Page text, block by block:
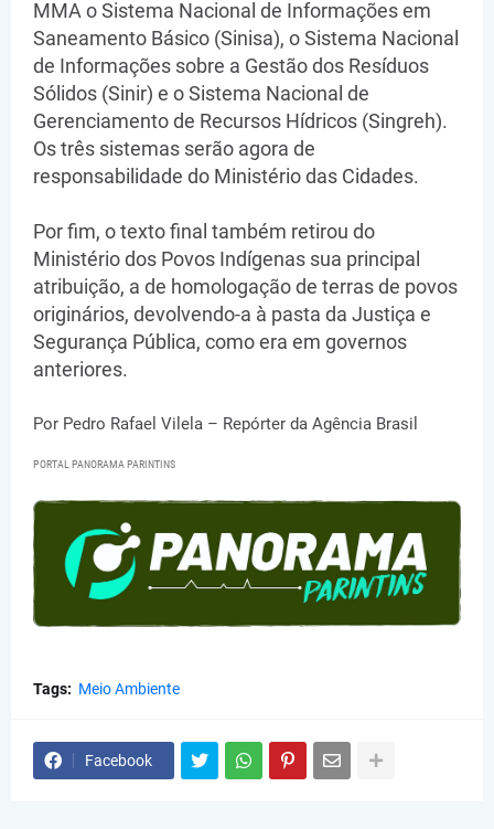
MMA o Sistema Nacional de Informações em
Saneamento Básico (Sinisa), o Sistema Nacional
de Informações sobre a Gestão dos Resíduos
Sólidos (Sinir) e o Sistema Nacional de
Gerenciamento de Recursos Hídricos (Singreh).
Os três sistemas serão agora de
responsabilidade do Ministério das Cidades.
Por fim, o texto final também retirou do
Ministério dos Povos Indígenas sua principal
atribuição, a de homologação de terras de povos
originários, devolvendo-a à pasta da Justiça e
Segurança Pública, como era em governos
anteriores.
Por Pedro Rafael Vilela – Repórter da Agência Brasil
PORTAL PANORAMA PARINTINS
Tags: Meio Ambiente
Facebook